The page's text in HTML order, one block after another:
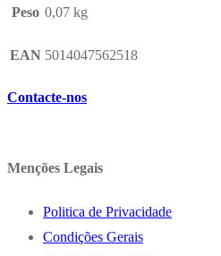
Peso 0,07 kg
EAN 5014047562518
Contacte-nos
Menções Legais
Politica de Privacidade
Condições Gerais